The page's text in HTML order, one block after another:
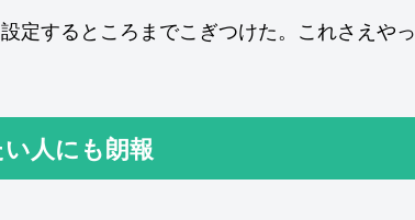
定するところまでこぎつけた。これさえやっ
人にも朗報